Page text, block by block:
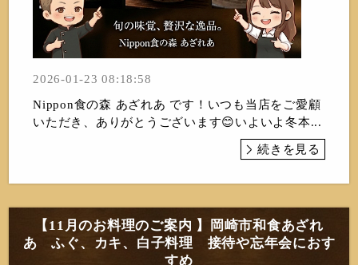
2026-01-23 08:18:58
Nippon食の森 あざれあ です！いつも当店をご愛顧
いただき、ありがとうございます😊いよいよ冬本...
続きを見る
【11月のお料理のご案内 】岡崎市和食あざれ
あ ふぐ、カキ、白子料理 接待や忘年会におす
すめ